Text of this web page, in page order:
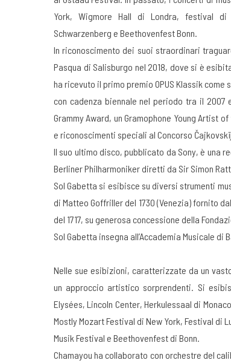
York, Wigmore Hall di Londra, festival di
Schwarzenberg e Beethovenfest Bonn.
In riconoscimento dei suoi straordinari
Pasqua di Salisburgo nel 2018, dove si è
ha ricevuto il primo premio OPUS Klassik
con cadenza biennale nel periodo tra il 2007
Grammy Award, un Gramophone Young Artist
e riconoscimenti speciali al Concorso
Il suo ultimo disco, pubblicato da Sony, è una
Berliner Philharmoniker diretti da Sir Simon
Sol Gabetta si esibisce su diversi strumenti
di Matteo Goffriller del 1730 (Venezia) fornito
del 1717, su generosa concessione della
Sol Gabetta insegna all’Accademia Musicale di
Nelle sue esibizioni, caratterizzate da un
un approccio artistico sorprendenti. Si
Elysées, Lincoln Center, Herkulessaal di
Mostly Mozart Festival di New York, Festival di
Musik Festival e Beethovenfest di Bonn.
Chamayou ha collaborato con orchestre del